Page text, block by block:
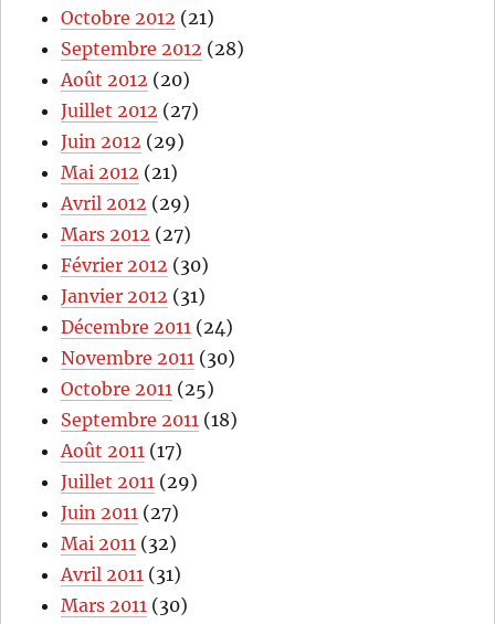
Octobre 2012 (21)
Septembre 2012 (28)
Août 2012 (20)
Juillet 2012 (27)
Juin 2012 (29)
Mai 2012 (21)
Avril 2012 (29)
Mars 2012 (27)
Février 2012 (30)
Janvier 2012 (31)
Décembre 2011 (24)
Novembre 2011 (30)
Octobre 2011 (25)
Septembre 2011 (18)
Août 2011 (17)
Juillet 2011 (29)
Juin 2011 (27)
Mai 2011 (32)
Avril 2011 (31)
Mars 2011 (30)